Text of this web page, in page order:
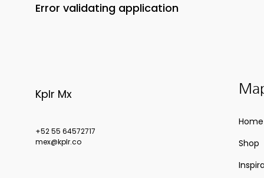
Error validating application
Kplr Mx
+52 55 64572717
mex@kplr.co
Home
Shop